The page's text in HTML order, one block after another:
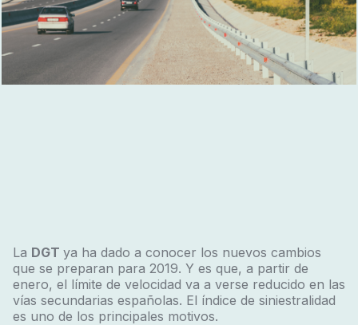
La DGT ya ha dado a conocer los nuevos cambios
que se preparan para 2019. Y es que, a partir de
enero, el límite de velocidad va a verse reducido en las
vías secundarias españolas. El índice de siniestralidad
es uno de los principales motivos.